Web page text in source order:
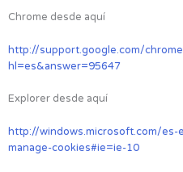
Chrome desde aquí
http://support.google.com/
hl=es&answer=95647
Explorer desde aquí
http://windows.microsoft.com/
manage-cookies#ie=ie-10